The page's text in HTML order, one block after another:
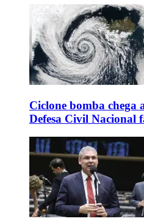
Ciclone bomba chega
Defesa Civil Nacional